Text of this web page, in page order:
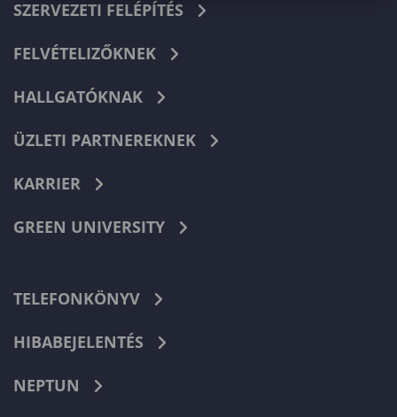
SZERVEZETI FELÉPÍTÉS
FELVÉTELIZŐKNEK
HALLGATÓKNAK
ÜZLETI PARTNEREKNEK
KARRIER
GREEN UNIVERSITY
TELEFONKÖNYV
HIBABEJELENTÉS
NEPTUN